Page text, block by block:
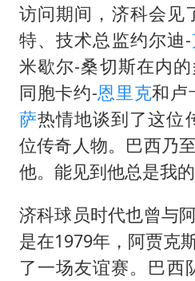
访问期间，济科会见
特、技术总监约尔迪-
米歇尔-桑切斯在内
同胞卡约-恩里克和卢
萨热情地谈到了这位
位传奇人物。巴西乃
他。能见到他总是我
济科球员时代也曾与
是在1979年，阿贾克
了一场友谊赛。巴西